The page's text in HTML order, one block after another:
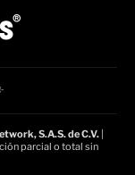
S.A.S. de C.V.
parcial o total sin